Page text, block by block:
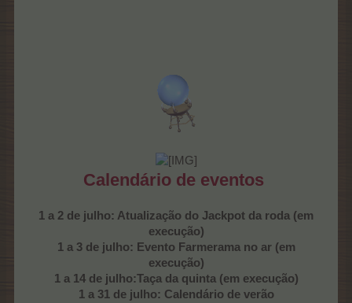
Calendário de eventos
1 a 2 de julho: Atualização do Jackpot da roda (em
execução)
1 a 3 de julho: Evento Farmerama no ar(em
execução)
1 a 14 de julho:Taça da quinta (em execução)
1 a 31 de julho: Calendário de verão